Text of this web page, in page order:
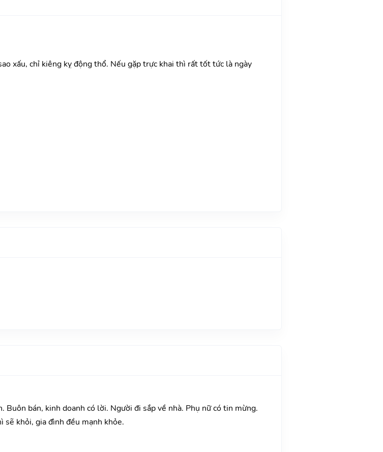
xấu, chỉ kiêng kỵ động thổ. Nếu gặp trực khai thì rất tốt tức là ngày
bán, kinh doanh có lời. Người đi sắp về nhà. Phụ nữ có tin mừng.
sẽ khỏi, gia đình đều mạnh khỏe.